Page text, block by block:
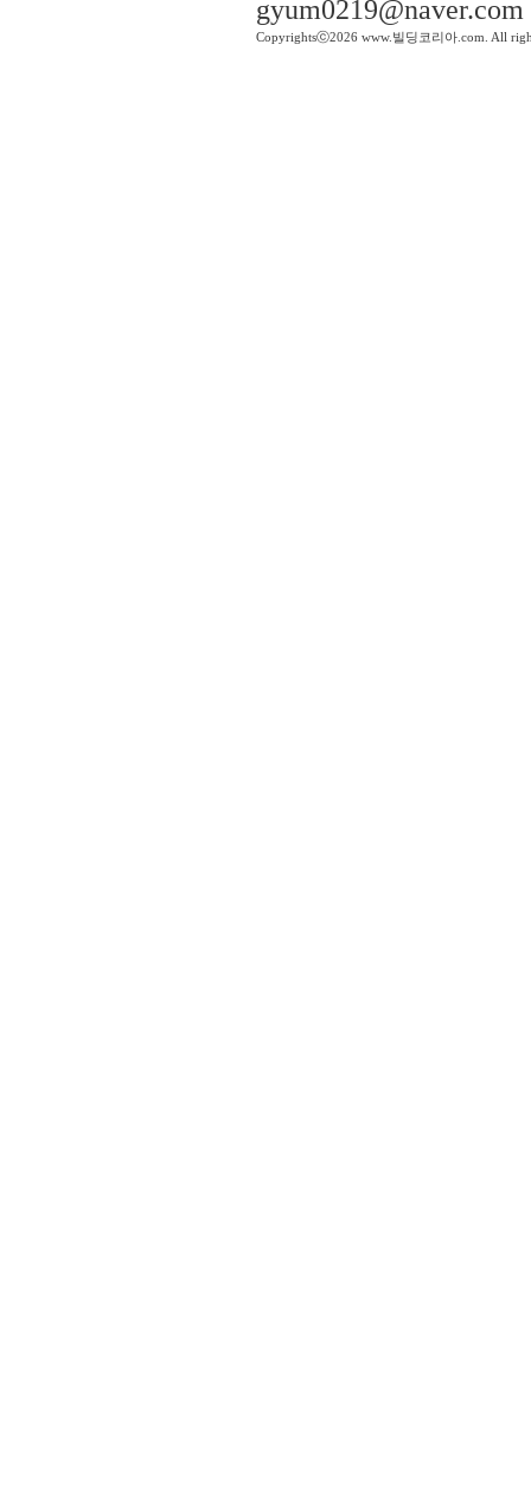
gyum0219@naver.com
Copyrightsⓒ2026 www.빌딩코리아.com. All